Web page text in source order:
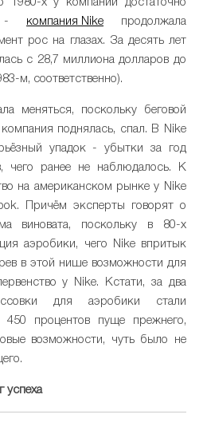
1980-х у компании достаточно
- компания Nike продолжала
рос на глазах. За десять лет
с 28,7 миллиона долларов до
м, соответственно).
меняться, поскольку беговой
поднялась, спал. В Nike
упадок - убытки за год
чего ранее не наблюдалось. К
на американском рынке у Nike
Причём эксперты говорят о
виновата, поскольку в 80-х
аэробики, чего Nike впритык
в этой нише возможности для
у Nike. Кстати, за два
для аэробики стали
процентов пуще прежнего,
возможности, чуть было не
успеха